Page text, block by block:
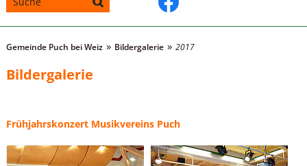
Gemeinde Puch bei Weiz Bildergalerie 2017
Bildergalerie
Frühjahrskonzert Musikvereins Puch